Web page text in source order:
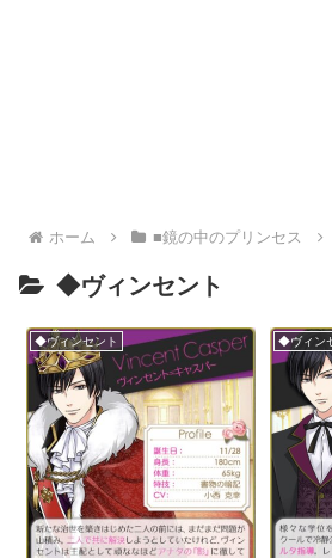
ホーム ■鏡の中のプリンセス
◆ヴィンセント
◆ヴィンセント ◆ヴィン